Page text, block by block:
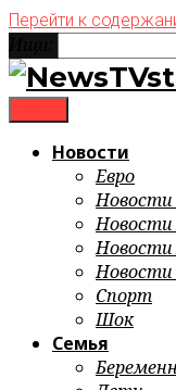
Перейти к
Новости
Евро
Новости
Новости
Новости
Спорт
Шок
Семья